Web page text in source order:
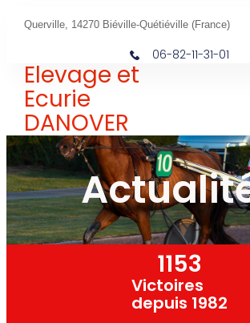
Querville, 14270 Biéville-Quétiéville (France)
06-82-11-31-01
Elevage et
Ecurie
DANOVER
Victoires
depuis 1982
1153